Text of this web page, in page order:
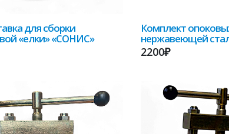
для сборки
«елки» «СОНИС»
Комплект
нержавеющей
2200₽